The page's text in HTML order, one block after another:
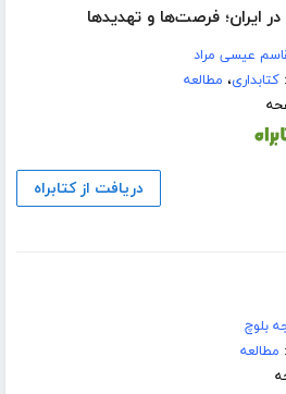
ایران؛ فرصت‌ها و تهدیدها
عیسی مراد
کتابداری، مطالعه
دریافت از کتابراه
بلوچ
مطالعه